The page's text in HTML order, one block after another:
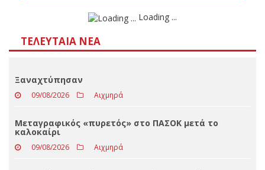
ΤΕΛΕΥΤΑΊΑ ΝΈΑ
Ξαναχτύπησαν
09/08/2026 Αιχμηρά